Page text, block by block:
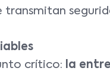
crítico:
la